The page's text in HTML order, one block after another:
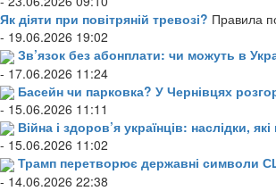
Як діяти при повітряній тревозі? Правила
- 19.06.2026 19:02
Зв’язок без абонплати: чи можуть в
- 17.06.2026 11:24
Басейн чи парковка? У Чернівцях
- 15.06.2026 11:11
Війна і здоров’я українців: наслідки,
- 15.06.2026 11:02
Трамп перетворює державні символи
- 14.06.2026 22:38